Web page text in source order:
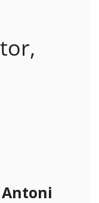
Antoni